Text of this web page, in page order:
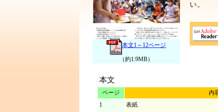
本文1～12ページ
（約1.9MB）
い。
本文
ページ
内
1
表紙